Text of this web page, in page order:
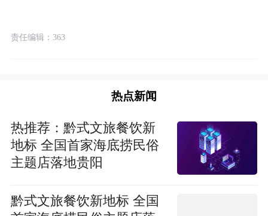
责任编辑：363
热点新闻
热推荐：黔式文旅餐饮新
地标 全国首家海底捞民俗
主题店落地贵阳
黔式文旅餐饮新地标 全国